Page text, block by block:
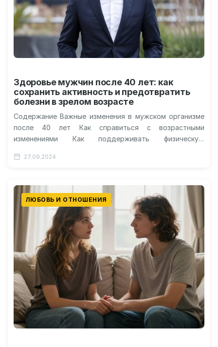
Здоровье мужчин после 40 лет: как
сохранить активность и предотвратить
болезни в зрелом возрасте
Содержание Важные изменения в мужском организме
после 40 лет Как справиться с возрастными
изменениями Как поддерживать физическую
мужчин старше…
27.09.2024
ЛЮБОВЬ И ОТНОШЕНИЯ